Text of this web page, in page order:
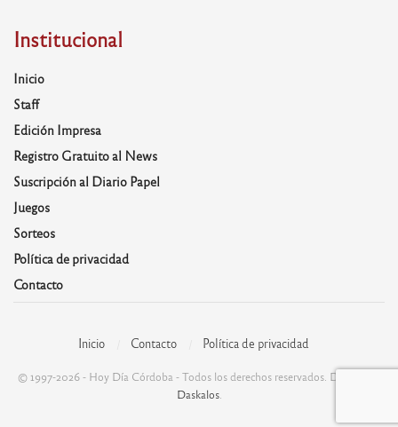
Institucional
Inicio
Staff
Edición Impresa
Registro Gratuito al News
Suscripción al Diario Papel
Juegos
Sorteos
Política de privacidad
Contacto
Inicio Contacto Política de privacidad
© 1997-2026 - Hoy Día Córdoba - Todos los derechos reservados. Desarrolla:
Daskalos.